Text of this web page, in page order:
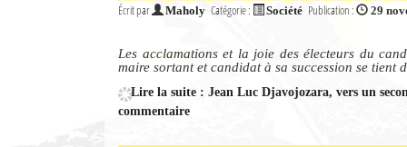
Écrit par Maholy Catégorie : Société Publication : 29
Les acclamations et la joie des électeurs du
maire sortant et candidat à sa succession se tient
Lire la suite : Jean Luc Djavojozara, vers un
commentaire